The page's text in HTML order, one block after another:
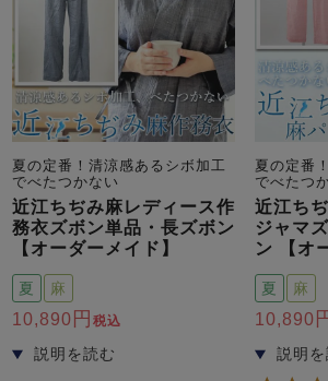
すべてのデザインのパジャマ一覧
夏の定番！清涼感あるシボ加工
でべたつかない
近江ちぢみ麻レディース作
務衣ズボン単品・長ズボン
【オーダーメイド】
夏 麻
10,890 税込
夏の定番
でべたつ
近江ち
ジャマ
ン 【オ
夏 麻
10,890